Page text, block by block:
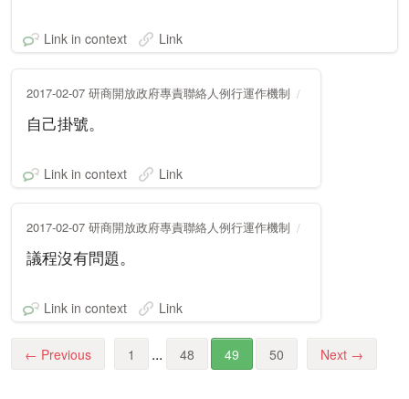
Link in context Link
2017-02-07 研商開放政府專責聯絡人例行運作機制
自己掛號。
Link in context Link
2017-02-07 研商開放政府專責聯絡人例行運作機制
議程沒有問題。
Link in context Link
← Previous 1 ... 48 49 50 Next →